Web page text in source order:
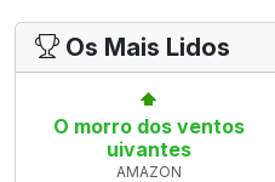
Os Mais Lidos
O morro dos ventos
uivantes
AMAZON